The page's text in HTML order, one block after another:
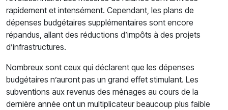
rapidement et intensément. Cependant, les plans de
dépenses budgétaires supplémentaires sont encore
répandus, allant des réductions d’impôts à des projets
d’infrastructures.
Nombreux sont ceux qui déclarent que les dépenses
budgétaires n’auront pas un grand effet stimulant. Les
subventions aux revenus des ménages au cours de la
dernière année ont un multiplicateur beaucoup plus faible